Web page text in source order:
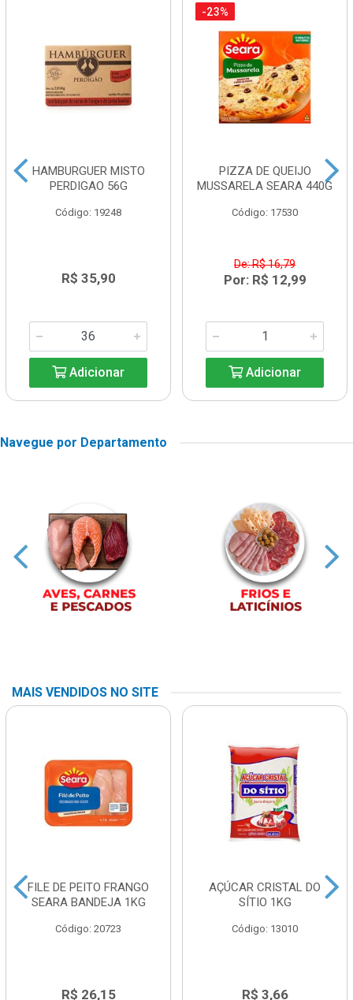
HAMBURGUER MISTO
PERDIGAO 56G
Código: 19248
R$ 35,90
Adicionar
-23%
PIZZA DE QUEIJO
MUSSARELA SEARA 440G
Código: 17530
De: R$ 16,79
Por: R$ 12,99
Adicionar
Navegue por Departamento
MAIS VENDIDOS NO SITE
FILE DE PEITO FRANGO
SEARA BANDEJA 1KG
Código: 20723
R$ 26,15
AÇÚCAR CRISTAL DO
SÍTIO 1KG
Código: 13010
R$ 3,66